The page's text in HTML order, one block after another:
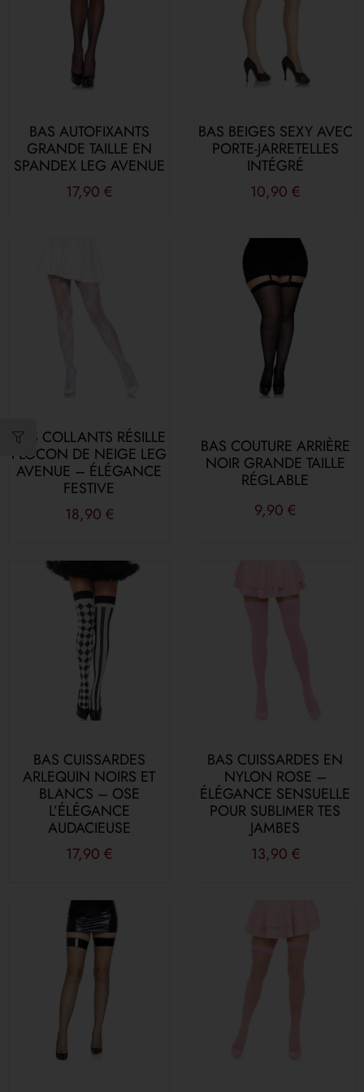
BAS AUTOFIXANTS
GRANDE TAILLE EN
SPANDEX LEG AVENUE
17,90 €
BAS BEIGES SEXY AVEC
PORTE-JARRETELLES
INTÉGRÉ
10,90 €
BAS COLLANTS RÉSILLE
FLOCON DE NEIGE LEG
AVENUE – ÉLÉGANCE
FESTIVE
18,90 €
BAS COUTURE ARRIÈRE
NOIR GRANDE TAILLE
RÉGLABLE
9,90 €
BAS CUISSARDES
ARLEQUIN NOIRS ET
BLANCS – OSE
L’ÉLÉGANCE
AUDACIEUSE
17,90 €
BAS CUISSARDES EN
NYLON ROSE –
ÉLÉGANCE SENSUELLE
POUR SUBLIMER TES
JAMBES
13,90 €